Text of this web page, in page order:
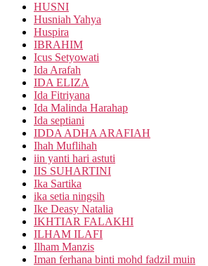
HUSNI
Husniah Yahya
Huspira
IBRAHIM
Icus Setyowati
Ida Arafah
IDA ELIZA
Ida Fitriyana
Ida Malinda Harahap
Ida septiani
IDDA ADHA ARAFIAH
Ihah Muflihah
iin yanti hari astuti
IIS SUHARTINI
Ika Sartika
ika setia ningsih
Ike Deasy Natalia
IKHTIAR FALAKHI
ILHAM ILAFI
Ilham Manzis
Iman ferhana binti mohd fadzil muin